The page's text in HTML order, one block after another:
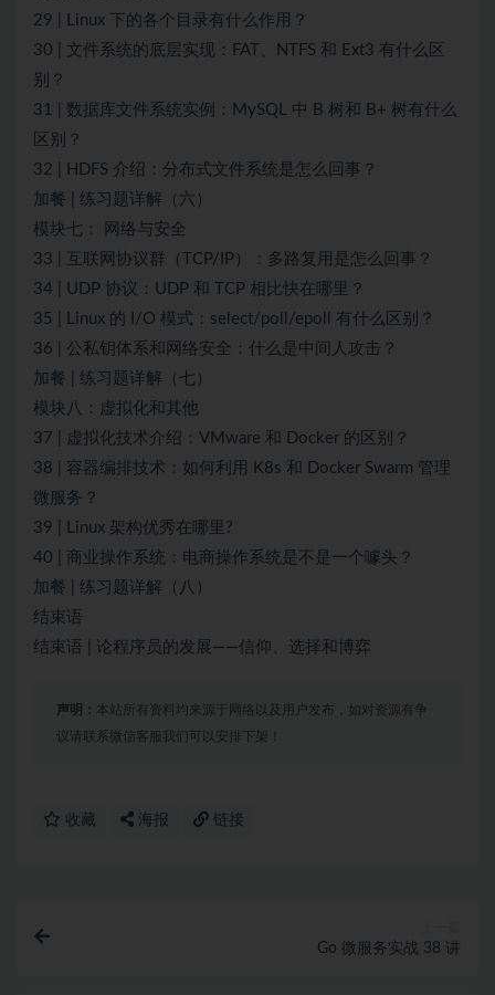
29 | Linux 下的各个目录有什么作用？
30 | 文件系统的底层实现：FAT、NTFS 和 Ext3 有什么区
别？
31 | 数据库文件系统实例：MySQL 中 B 树和 B+ 树有什么
区别？
32 | HDFS 介绍：分布式文件系统是怎么回事？
加餐 | 练习题详解（六）
模块七： 网络与安全
33 | 互联网协议群（TCP/IP）：多路复用是怎么回事？
34 | UDP 协议：UDP 和 TCP 相比快在哪里？
35 | Linux 的 I/O 模式：select/poll/epoll 有什么区别？
36 | 公私钥体系和网络安全：什么是中间人攻击？
加餐 | 练习题详解（七）
模块八：虚拟化和其他
37 | 虚拟化技术介绍：VMware 和 Docker 的区别？
38 | 容器编排技术：如何利用 K8s 和 Docker Swarm 管理
微服务？
39 | Linux 架构优秀在哪里?
40 | 商业操作系统：电商操作系统是不是一个噱头？
加餐 | 练习题详解（八）
结束语
结束语 | 论程序员的发展——信仰、选择和博弈
声明： 本站所有资料均来源于网络以及用户发布，如对资源有争
议请联系微信客服我们可以安排下架！
收藏 海报 链接
Go 微服务实战 38 讲